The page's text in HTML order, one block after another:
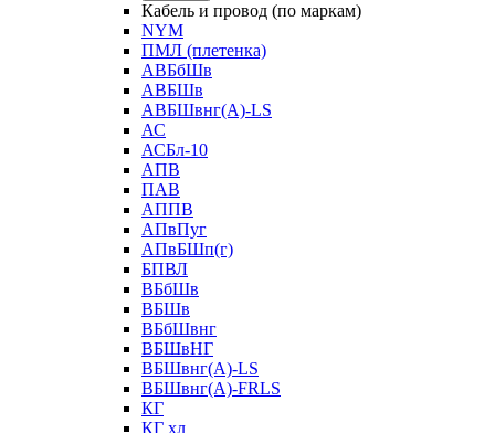
Кабель и провод (по маркам)
NYM
ПМЛ (плетенка)
АВБбШв
АВБШв
АВБШвнг(А)-LS
АС
АСБл-10
АПВ
ПАВ
АППВ
АПвПуг
АПвБШп(г)
БПВЛ
ВБбШв
ВБШв
ВБбШвнг
ВБШвНГ
ВБШвнг(А)-LS
ВБШвнг(А)-FRLS
КГ
КГ хл